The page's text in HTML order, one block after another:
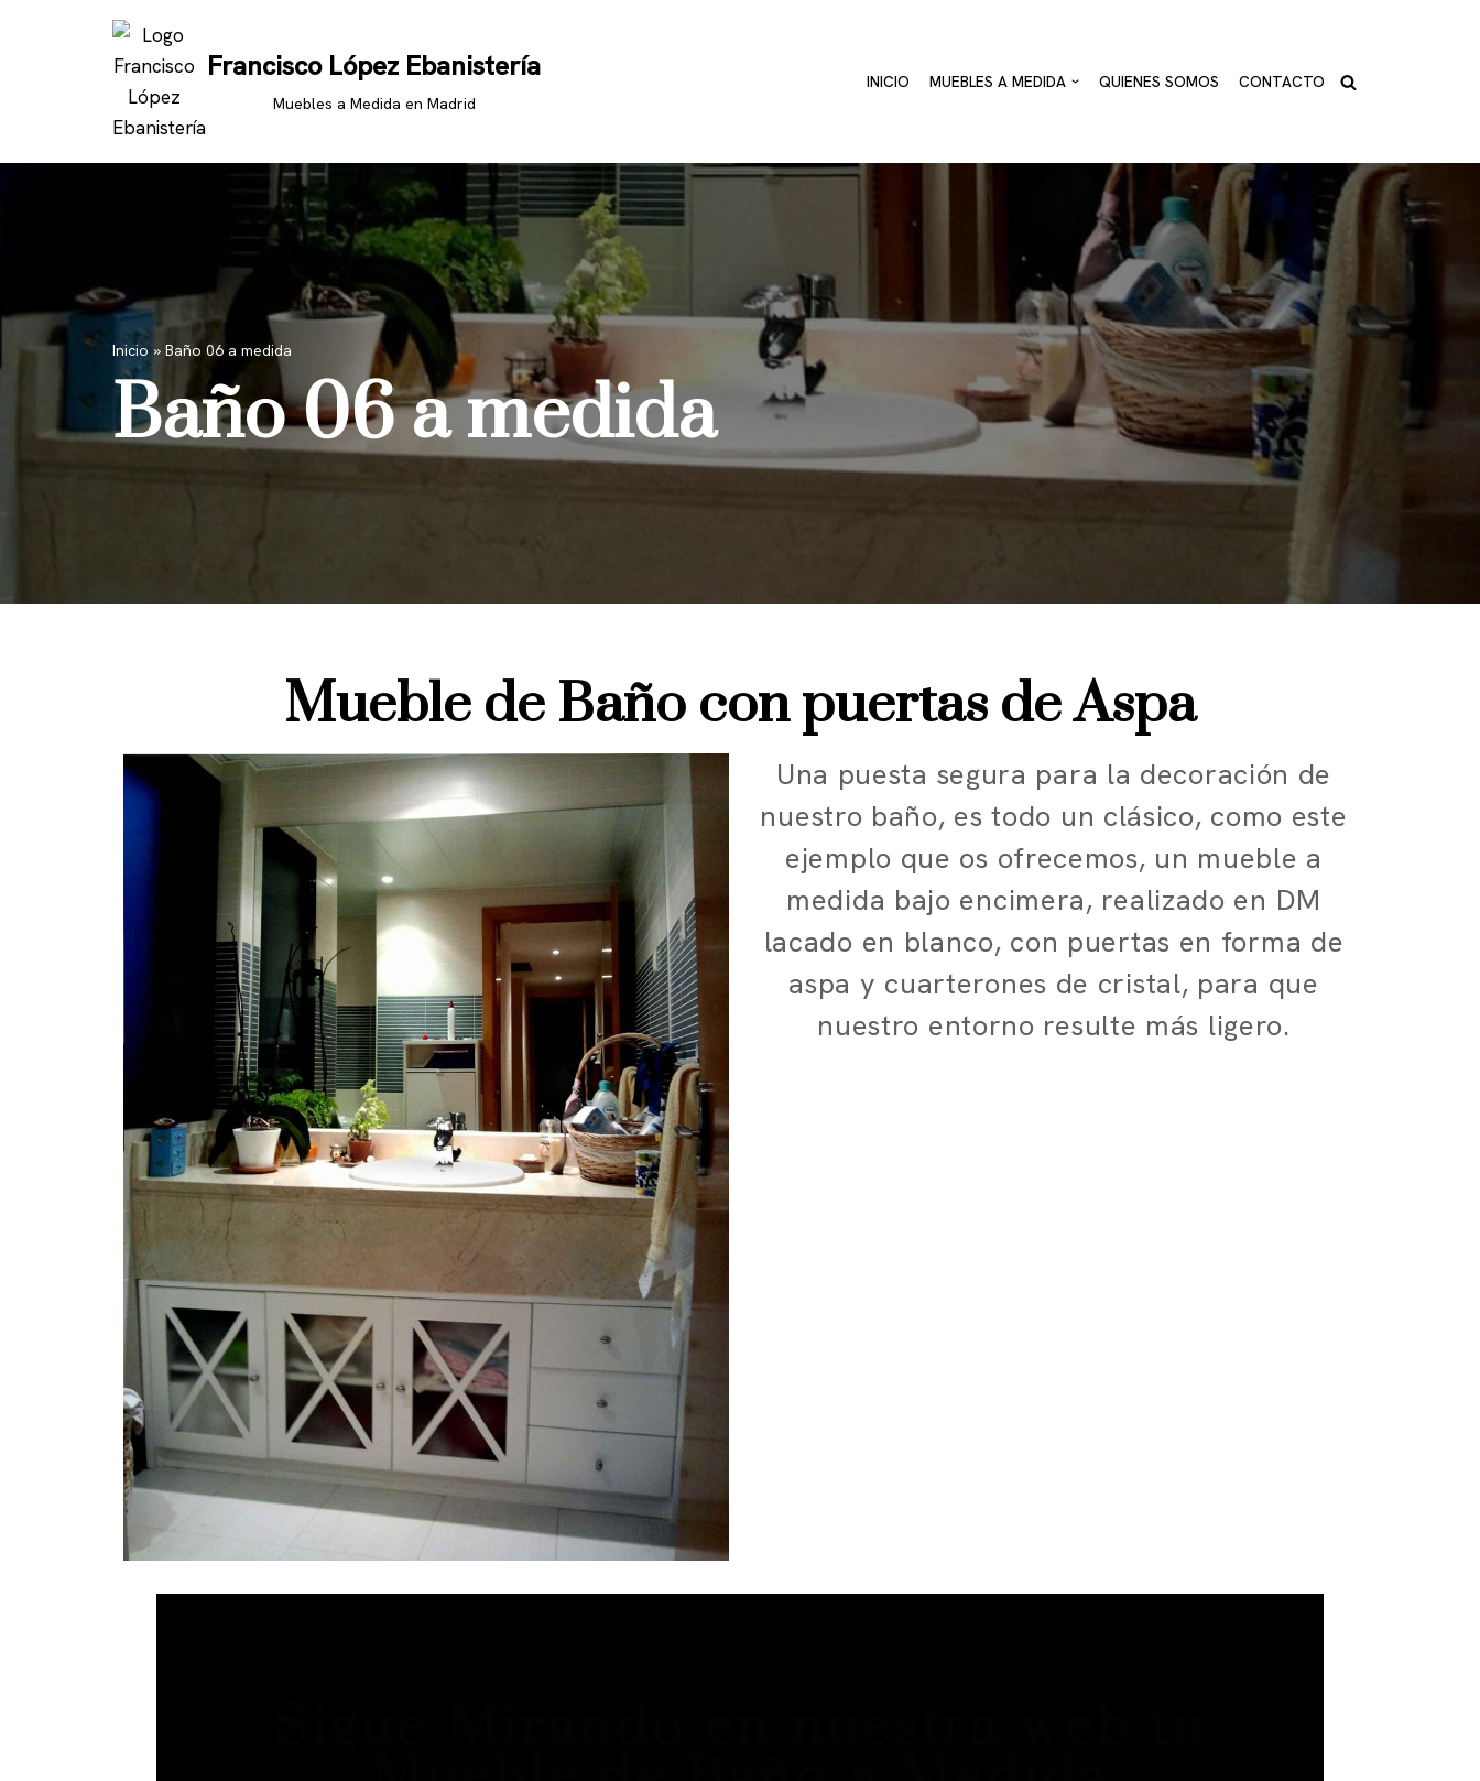
Francisco López Ebanistería
Muebles a Medida en Madrid
INICIO MUEBLES A MEDIDA QUIENES SOMOS CONTACTO
Inicio » Baño 06 a medida
Baño 06 a medida
Mueble de Baño con puertas de Aspa
Una puesta segura para la decoración de
nuestro baño, es todo un clásico, como este
ejemplo que os ofrecemos, un mueble a
medida bajo encimera, realizado en DM
lacado en blanco, con puertas en forma de
aspa y cuarterones de cristal, para que
nuestro entorno resulte más ligero.